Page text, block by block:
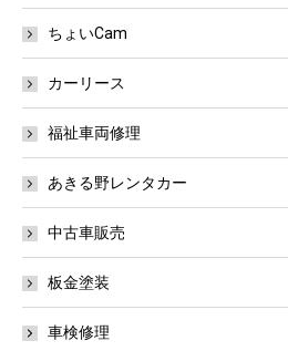
ちょいCam
カーリース
福祉車両修理
あきる野レンタカー
中古車販売
板金塗装
車検修理